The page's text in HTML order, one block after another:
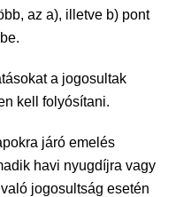
az a), illetve b) pont
a jogosultak
kell folyósítani.
járó emelés
havi nyugdíjra vagy
jogosultság esetén